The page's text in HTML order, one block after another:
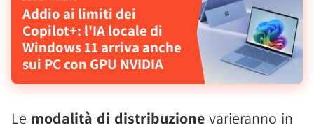
Addio ai limiti dei
Copilot+: l'IA locale di
Windows 11 arriva anche
sui PC con GPU NVIDIA
Le modalità di distribuzione varieranno in